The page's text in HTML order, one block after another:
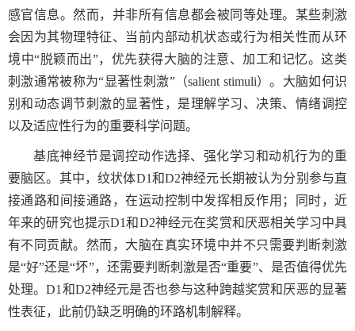
感官信息。然而，并非所有信息都会被同等处理。某些刺激
会因为其物理特征、当前内部动机状态或行为相关性而从环
境中“脱颖而出”，优先获得大脑的注意、加工和记忆。这类
刺激通常被称为“显著性刺激”（salient stimuli）。大脑如何识
别和动态调节刺激的显著性，是理解学习、决策、情绪调控
以及适应性行为的重要科学问题。
基底神经节是调控动作选择、强化学习和动机行为的重
要脑区。其中，纹状体D1和D2神经元长期被认为分别参与直
接通路和间接通路，在运动控制中发挥相反作用；同时，近
年来的研究也提示D1和D2神经元在奖赏和厌恶相关学习中具
有不同贡献。然而，大脑在真实环境中并不只需要判断刺激
是“好”还是“坏”，还需要判断刺激是否“重要”、是否值得优先
处理。D1 和D2神经元是否也参与这种跨越奖赏和厌恶的显著
性表征，此前仍缺乏明确的环路机制解释。